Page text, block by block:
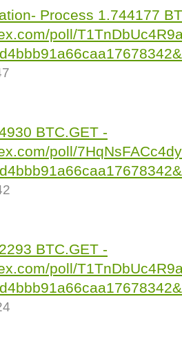
Process 1.744177
poll/
BTC.GET -
poll/
BTC.GET -
poll/